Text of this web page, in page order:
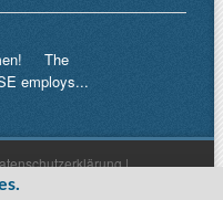
The
employs...
|